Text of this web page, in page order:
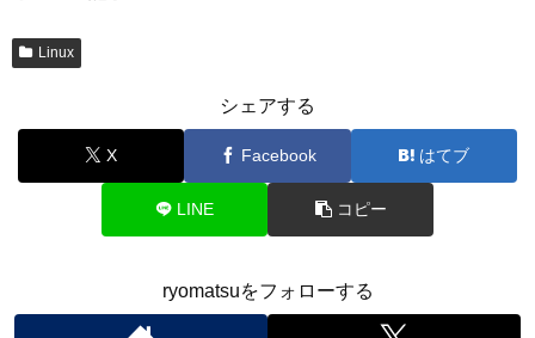
Linux
シェアする
X Facebook はてブ
LINE コピー
ryomatsuをフォローする